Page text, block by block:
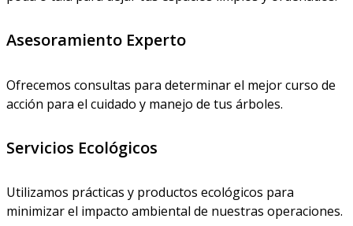
Asesoramiento Experto
Ofrecemos consultas para determinar el mejor curso de
acción para el cuidado y manejo de tus árboles.
Servicios Ecológicos
Utilizamos prácticas y productos ecológicos para
minimizar el impacto ambiental de nuestras operaciones.